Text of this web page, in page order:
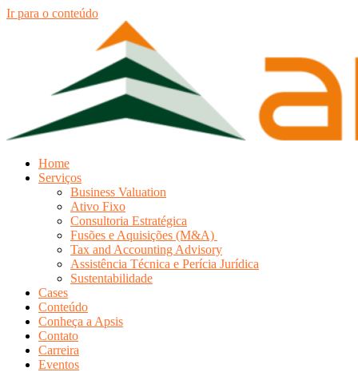
Ir para o conteúdo
Home
Serviços
Business Valuation
Ativo Fixo
Consultoria Estratégica
Fusões e Aquisições (M&A)
Tax and Accounting Advisory
Assistência Técnica e Perícia Jurídica
Sustentabilidade
Cases
Conteúdo
Conheça a Apsis
Contato
Carreira
Eventos